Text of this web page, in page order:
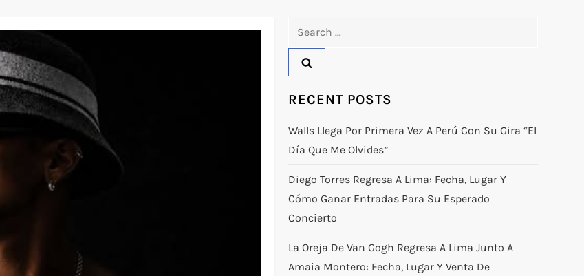
RECENT POSTS
Walls Llega Por Primera Vez A Perú Con Su Gira “El
Día Que Me Olvides”
Diego Torres Regresa A Lima: Fecha, Lugar Y
Cómo Ganar Entradas Para Su Esperado
Concierto
La Oreja De Van Gogh Regresa A Lima Junto A
Amaia Montero: Fecha, Lugar Y Venta De